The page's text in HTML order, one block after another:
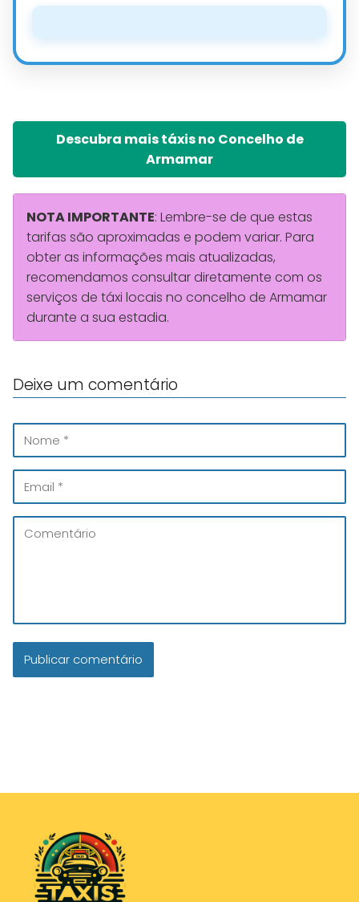
Descubra mais táxis no Concelho de
Armamar
NOTA IMPORTANTE: Lembre-se de que estas
tarifas são aproximadas e podem variar. Para
obter as informações mais atualizadas,
recomendamos consultar diretamente com os
serviços de táxi locais no concelho de Armamar
durante a sua estadia.
Deixe um comentário